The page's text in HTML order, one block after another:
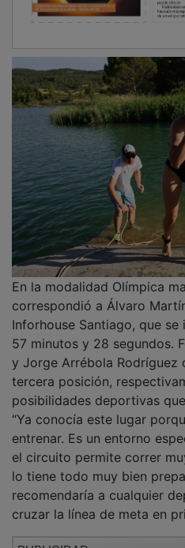
57 minutos y 28 segundos.
y Jorge Arrébola
posibilidades deportivas
“Ya conocía este lugar
entrenar. Es un entorno
el circuito permite correr
lo tiene todo muy bien
recomendaría a cualquier
cruzar la línea de meta en
PUBLICIDAD